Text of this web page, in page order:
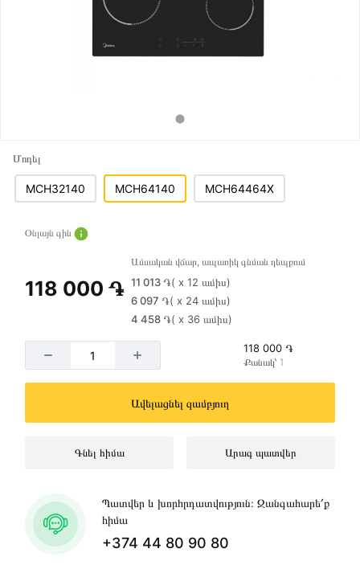
Մոդել
MCH32140 MCH64140 MCH64464X
Օնլայն գին
118 000 ֏
Ամսական վճար, ապառիկ գնման դեպքում
11 013 ֏( x 12 ամիս)
6 097 ֏( x 24 ամիս)
4 458 ֏( x 36 ամիս)
118 000 ֏
Քանակ՝ 1
Ավելացնել զամբյուղ
Գնել հիմա Արագ պատվեր
Պատվեր և խորհրդատվություն։ Զանգահարե՛ք
հիմա
+374 44 80 90 80